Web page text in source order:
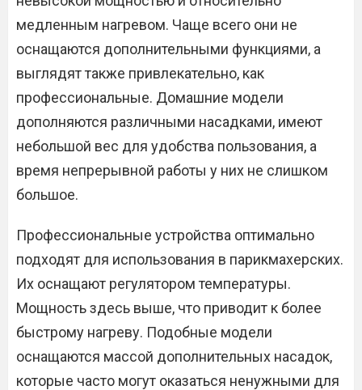
медленным нагревом. Чаще всего они не
оснащаются дополнительными функциями, а
выглядят также привлекательно, как
профессиональные. Домашние модели
дополняются различными насадками, имеют
небольшой вес для удобства пользования, а
время непрерывной работы у них не слишком
большое.
Профессиональные устройства оптимально
подходят для использования в парикмахерских.
Их оснащают регулятором температуры.
Мощность здесь выше, что приводит к более
быстрому нагреву. Подобные модели
оснащаются массой дополнительных насадок,
которые часто могут оказаться ненужными для